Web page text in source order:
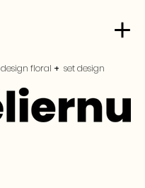
design floral + set design